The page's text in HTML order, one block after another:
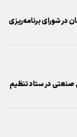
شورای برنامه‌ریزی
صنعتی در ستاد تنظیم